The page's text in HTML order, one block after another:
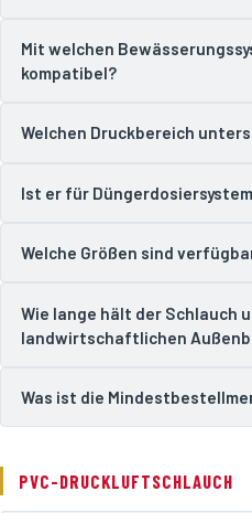
Mit welchen
kompatibel?
Welchen Druckbereich
Ist er für
Welche Größen sind
Wie lange hält der Schlauch
landwirtschaftlichen
Was ist die
PVC-DRUCKLUFTSCHLAUCH